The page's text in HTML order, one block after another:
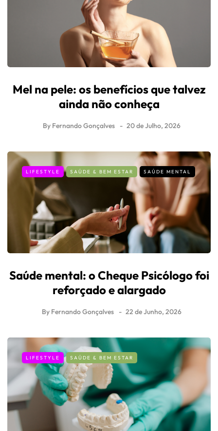
Mel na pele: os benefícios que talvez
ainda não conheça
By Fernando Gonçalves 20 de Julho, 2026
LIFESTYLE SAÚDE & BEM ESTAR SAÚDE MENTAL
Saúde mental: o Cheque Psicólogo foi
reforçado e alargado
By Fernando Gonçalves 22 de Junho, 2026
LIFESTYLE SAÚDE & BEM ESTAR